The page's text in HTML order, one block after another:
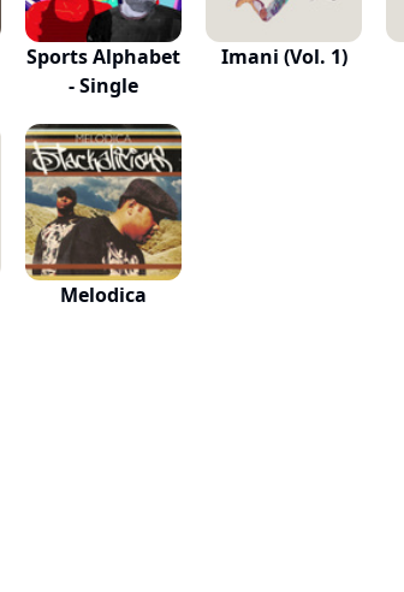
Sports Alphabet
- Single
Imani (Vol. 1)
Melodica